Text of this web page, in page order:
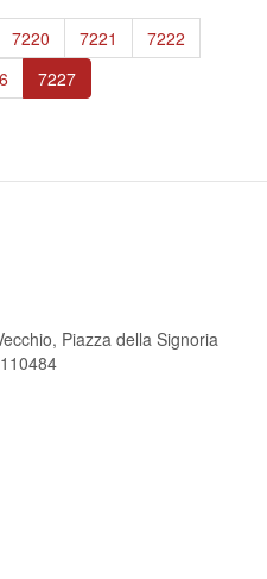
Page
7220 Page
7221 Page
7222
Pagina
attuale
7227
Piazza della Signoria